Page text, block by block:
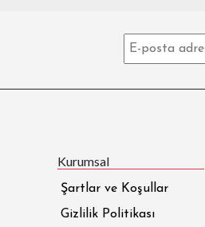
Kurumsal
Şartlar ve Koşullar
Gizlilik Politikası